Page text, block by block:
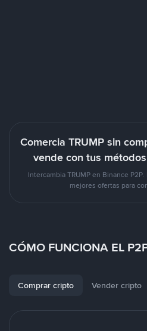
Comercia TRUMP sin
vende con tus
Intercambia TRUMP en Binance
mejores ofertas para
CÓMO FUNCIONA EL
Comprar cripto Vender cripto